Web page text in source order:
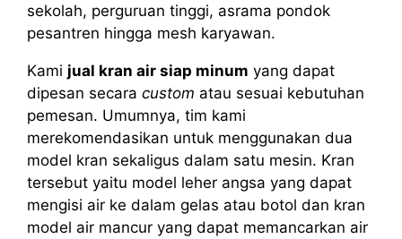
sekolah, perguruan tinggi, asrama pondok
pesantren hingga mesh karyawan.
Kami jual kran air siap minum yang dapat
dipesan secara custom atau sesuai kebutuhan
pemesan. Umumnya, tim kami
merekomendasikan untuk menggunakan dua
model kran sekaligus dalam satu mesin. Kran
tersebut yaitu model leher angsa yang dapat
mengisi air ke dalam gelas atau botol dan kran
model air mancur yang dapat memancarkan air